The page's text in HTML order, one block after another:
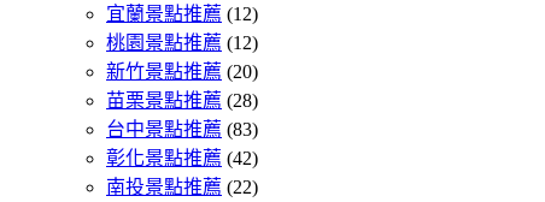
宜蘭景點推薦 (12)
桃園景點推薦 (12)
新竹景點推薦 (20)
苗栗景點推薦 (28)
台中景點推薦 (83)
彰化景點推薦 (42)
南投景點推薦 (22)